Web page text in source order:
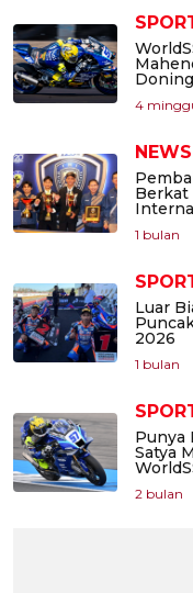
4
NEWS
Berkat
1 bulan
Luar
2026
1 bulan
Punya
Satya
2 bulan